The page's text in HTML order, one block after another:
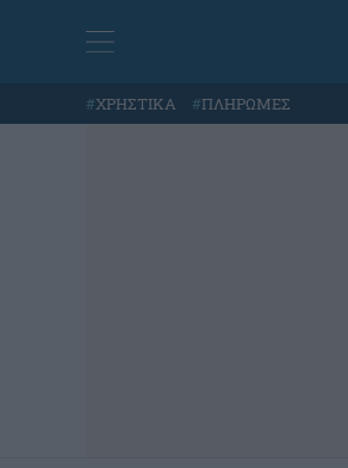
#ΧΡΗΣΤΙΚΑ #ΠΛΗΡΩΜΕΣ